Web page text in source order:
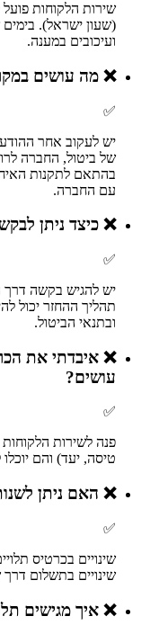
(שעון ישראל). בימים
ועיכובים במענה.
❌ מה עושים
✅
של ביטול, החברה
בהתאם לתקנות
עם החברה.
❌ כיצד ניתן
✅
יש להגיש בקשה דרך
ובתנאי הביטול.
❌ איבדתי את
עושים?
✅
פנה לשירות
טיסה, יעד) והם
❌ האם ניתן
✅
שינויים בכרטיס
שינויים בתשלום
❌ איך מגישים